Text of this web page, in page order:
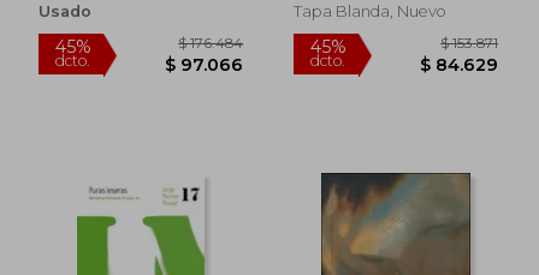
Usado
Tapa Blanda, Nuevo